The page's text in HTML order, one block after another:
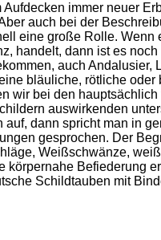
Aufdecken immer neuer
auch bei der
eine große Rolle. Wenn
handelt, dann ist es
auch Andalusier,
bläuliche, rötliche
wir bei den
auswirkenden
auf, dann spricht man in
gesprochen. Der
Weißschwänze,
körpernahe Befiederung
Schildtauben mit